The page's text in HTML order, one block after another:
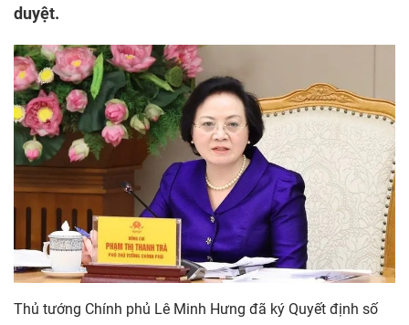
duyệt.
Thủ tướng Chính phủ Lê Minh Hưng đã ký Quyết định số